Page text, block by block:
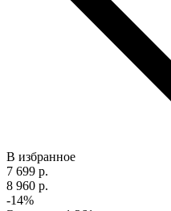
В избранное
7 699 р.
8 960 р.
-14%